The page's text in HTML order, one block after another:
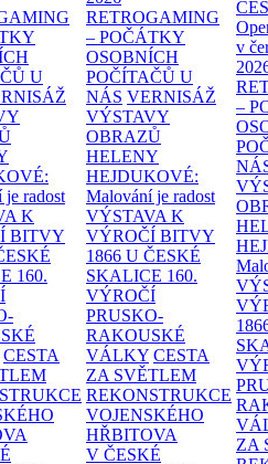
U
radost
K
BITVY
160.
CESTA
RETROGAMING
– POČÁTKY
OSOBNÍCH
POČÍTAČŮ U
NÁS VERNISÁŽ
VÝSTAVY
OBRAZŮ
HELENY
HEJDUKOVÉ:
Malování je radost
VÝSTAVA K
VÝROČÍ BITVY
1866 U ČESKÉ
SKALICE 160.
VÝROČÍ
PRUSKO-
RAKOUSKÉ
VÁLKY CESTA
ZA SVĚTLEM
REKONSTRUKCE
VOJENSKÉHO
HŘBITOVA
V ČESKÉ
v
–
ZA